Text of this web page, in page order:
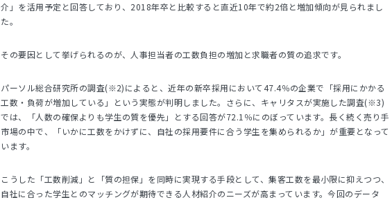
介」を活用予定と回答しており、2018年卒と比較すると直近10年で約2倍と増加傾向が見られまし
た。
その要因として挙げられるのが、人事担当者の工数負担の増加と求職者の質の追求です。
パーソル総合研究所の調査(※2)によると、近年の新卒採用において47.4％の企業で「採用にかかる
工数・負荷が増加している」という実態が判明しました。さらに、キャリタスが実施した調査(※3)
では、「人数の確保よりも学生の質を優先」とする回答が72.1％にのぼっています。長く続く売り手
市場の中で、「いかに工数をかけずに、自社の採用要件に合う学生を集められるか」が重要となって
います。
こうした「工数削減」と「質の担保」を同時に実現する手段として、集客工数を最小限に抑えつつ、
自社に合った学生とのマッチングが期待できる人材紹介のニーズが高まっています。今回のデータ